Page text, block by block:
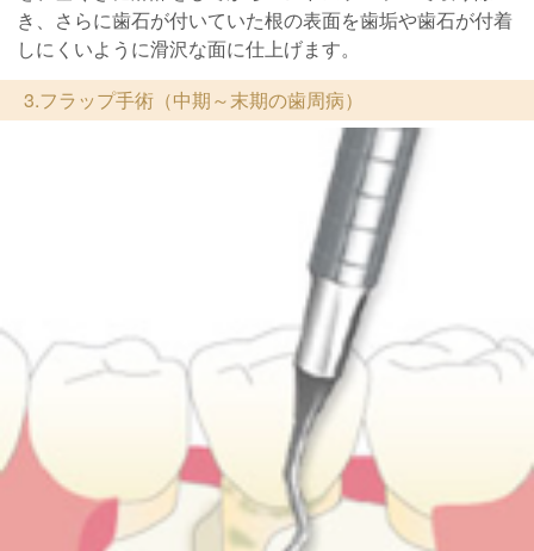
き、さらに歯石が付いていた根の表面を歯垢や歯石が付着
しにくいように滑沢な面に仕上げます。
3.フラップ手術（中期～末期の歯周病）